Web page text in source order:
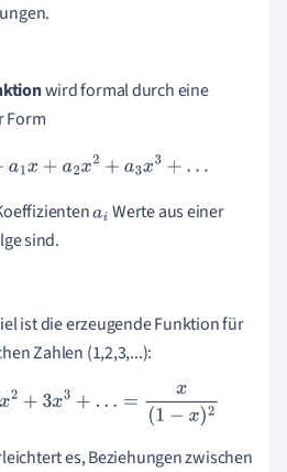
wird formal durch eine
Form
0+a1x +a 2x2+a 3x3+…
ai Werte aus einer
sind.
ist die erzeugende Funktion für
Zahlen (1,2,3,...):
+2 x2+ 3x3+ … = x 1 −x 2
es, Beziehungen zwischen